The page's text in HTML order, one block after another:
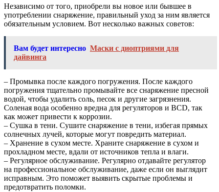
Независимо от того, приобрели вы новое или бывшее в
употреблении снаряжение, правильный уход за ним является
обязательным условием. Вот несколько важных советов:
Вам будет интересно Маски с диоптриями для
дайвинга
– Промывка после каждого погружения. После каждого
погружения тщательно промывайте все снаряжение пресной
водой, чтобы удалить соль, песок и другие загрязнения.
Соленая вода особенно вредна для регуляторов и BCD, так
как может привести к коррозии.
– Сушка в тени. Сушите снаряжение в тени, избегая прямых
солнечных лучей, которые могут повредить материал.
– Хранение в сухом месте. Храните снаряжение в сухом и
прохладном месте, вдали от источников тепла и влаги.
– Регулярное обслуживание. Регулярно отдавайте регулятор
на профессиональное обслуживание, даже если он выглядит
исправным. Это поможет выявить скрытые проблемы и
предотвратить поломки.